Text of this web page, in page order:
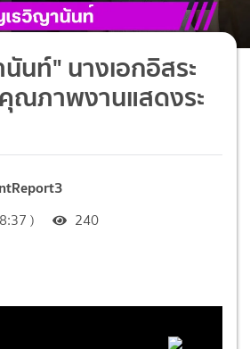
นท์" นางเอกอิสระ
ณภาพงานแสดงระ
) 240